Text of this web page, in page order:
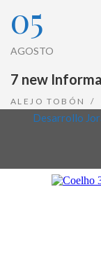
05
AGOSTO
7 new
ALEJO TOBÓN
Desarrollo